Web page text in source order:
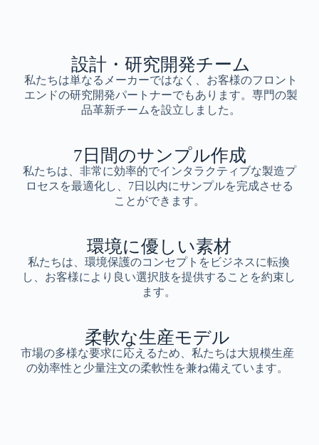
設計・研究開発チーム
私たちは単なるメーカーではなく、お客様のフロント
エンドの研究開発パートナーでもあります。専門の製
品革新チームを設立しました。
7日間のサンプル作成
私たちは、非常に効率的でインタラクティブな製造プ
ロセスを最適化し、7日以内にサンプルを完成させる
ことができます。
環境に優しい素材
私たちは、環境保護のコンセプトをビジネスに転換
し、お客様により良い選択肢を提供することを約束し
ます。
柔軟な生産モデル
市場の多様な要求に応えるため、私たちは大規模生産
の効率性と少量注文の柔軟性を兼ね備えています。